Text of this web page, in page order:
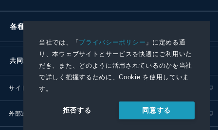
当社では、「プライバシーポリシー 」に定める通
り、本ウェブサイトとサービスを快適にご利用いた
だき、また、どのように活用されているのかを当社
で詳しく把握するために、Cookie を使用していま
す。
拒否する 同意する
各種お問い合わせ
共同通信社グループ
サイトポリシー
外部送信ポリシー プレスリリース取扱基準